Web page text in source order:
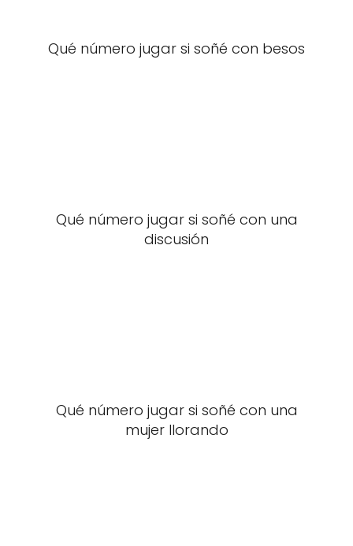
Qué número jugar si soñé con besos
Qué número jugar si soñé con una
discusión
Qué número jugar si soñé con una
mujer llorando